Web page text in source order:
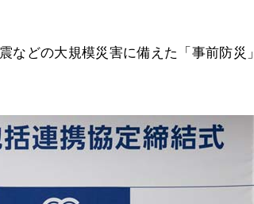
などの大規模災害に備えた「事前防災」